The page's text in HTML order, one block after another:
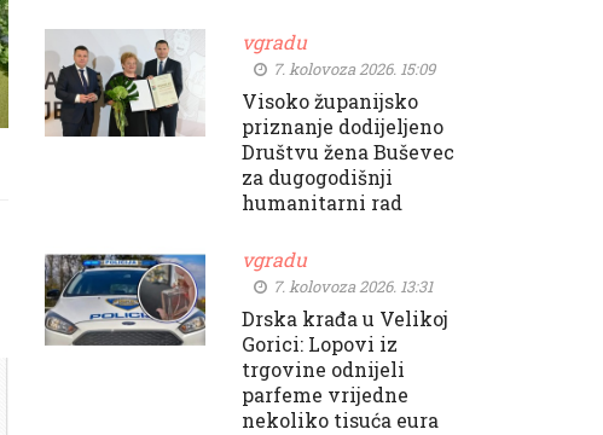
vgradu
7. kolovoza 2026. 15:09
Visoko županijsko
priznanje dodijeljeno
Društvu žena Buševec
za dugogodišnji
humanitarni rad
vgradu
7. kolovoza 2026. 13:31
Drska krađa u Velikoj
Gorici: Lopovi iz
trgovine odnijeli
parfeme vrijedne
nekoliko tisuća eura